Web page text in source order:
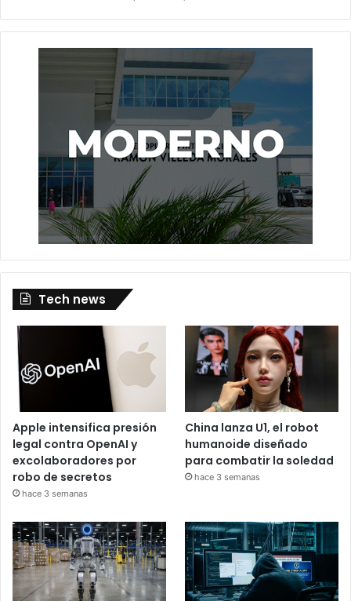
Tech news
Apple intensifica presión
legal contra OpenAI y
excolaboradores por
robo de secretos
hace 3 semanas
China lanza U1, el robot
humanoide diseñado
para combatir la soledad
hace 3 semanas